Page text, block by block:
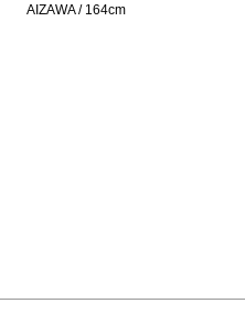
AIZAWA / 164cm